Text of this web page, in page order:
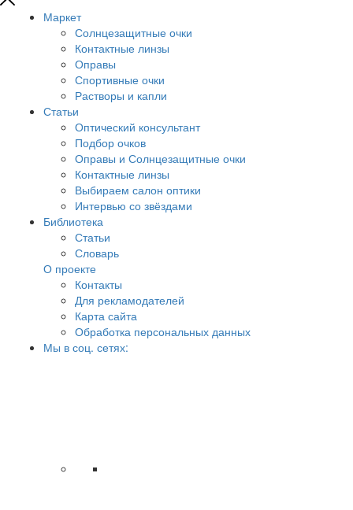
Маркет
Солнцезащитные очки
Контактные линзы
Оправы
Спортивные очки
Растворы и капли
Статьи
Оптический консультант
Подбор очков
Оправы и Солнцезащитные очки
Контактные линзы
Выбираем салон оптики
Интервью со звёздами
Библиотека
Статьи
Словарь
О проекте
Контакты
Для рекламодателей
Карта сайта
Обработка персональных данных
Мы в соц. сетях: